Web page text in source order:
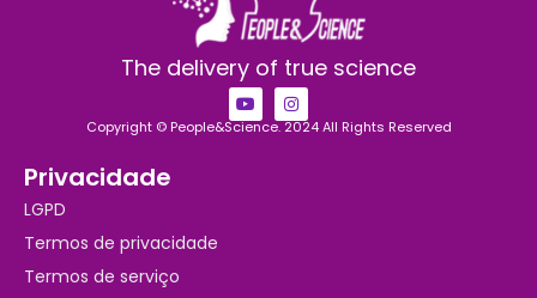
The delivery of true science
Copyright © People&Science. 2024 All Rights Reserved
Privacidade
LGPD
Termos de privacidade
Termos de serviço